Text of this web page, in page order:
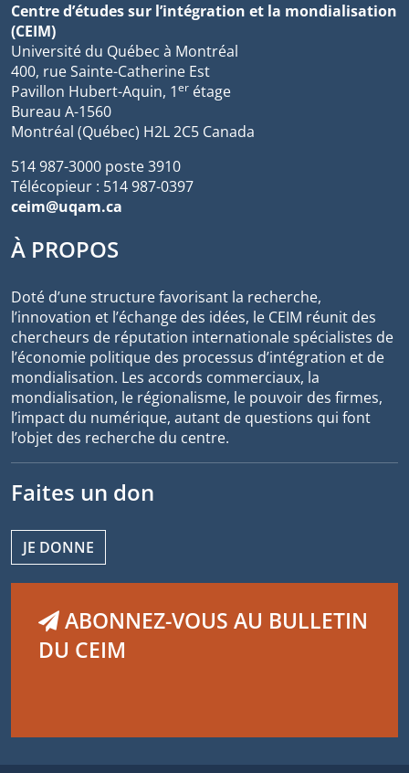
Centre d’études sur l’intégration et la mondialisation
(CEIM)
Université du Québec à Montréal
400, rue Sainte-Catherine Est
Pavillon Hubert-Aquin, 1er étage
Bureau A-1560
Montréal (Québec) H2L 2C5 Canada
514 987-3000 poste 3910
Télécopieur : 514 987-0397
ceim@uqam.ca
À PROPOS
Doté d’une structure favorisant la recherche,
l’innovation et l’échange des idées, le CEIM réunit des
chercheurs de réputation internationale spécialistes de
l’économie politique des processus d’intégration et de
mondialisation. Les accords commerciaux, la
mondialisation, le régionalisme, le pouvoir des firmes,
l’impact du numérique, autant de questions qui font
l’objet des recherche du centre.
Faites un don
JE DONNE
ABONNEZ-VOUS AU BULLETIN
DU CEIM